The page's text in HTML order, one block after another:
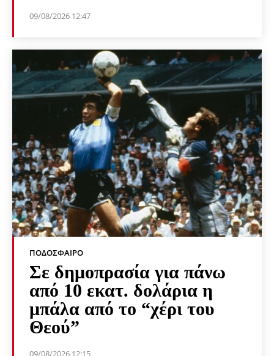
09/08/2026 12:47
ΠΟΔΌΣΦΑΙΡΟ
Σε δημοπρασία για πάνω
από 10 εκατ. δολάρια η
μπάλα από το “χέρι του
Θεού”
09/08/2026 12:15